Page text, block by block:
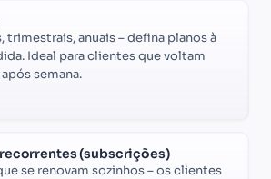
trimestrais, anuais – defina planos à
Ideal para clientes que voltam
semana.
recorrentes (subscrições)
se renovam sozinhos – os clientes